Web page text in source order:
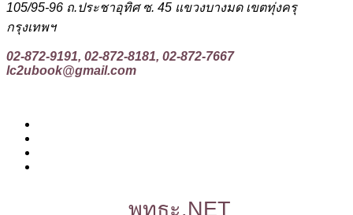
105/95-96 ถ.ประชาอุทิศ ซ. 45 แขวงบางมด เขตทุ่งครุ
กรุงเทพฯ
02-872-9191, 02-872-8181, 02-872-7667
lc2ubook@gmail.com
พุทธะ.NET